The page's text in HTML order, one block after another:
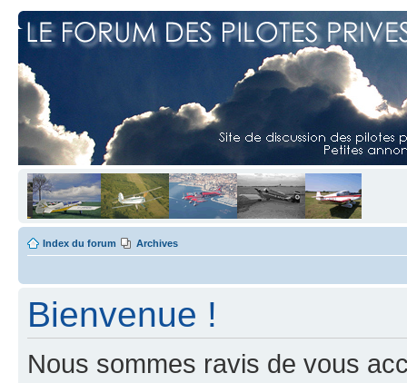
Index du forum Archives
Bienvenue !
Nous sommes ravis de vous